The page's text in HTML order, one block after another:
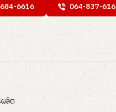
6616 064-837-
ลิต